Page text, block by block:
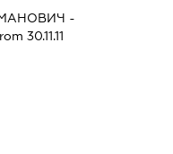
-
30.11.11